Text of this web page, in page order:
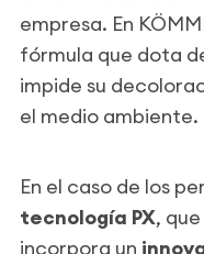
empresa. En
fórmula que dota
impide su
el medio ambiente.
En el caso de los
tecnología PX,
incorpora un